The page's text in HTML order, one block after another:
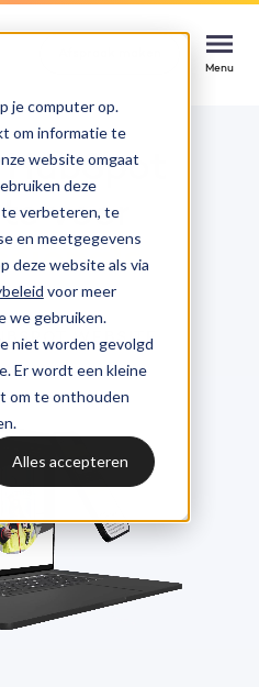
je computer op.
om informatie te
website omgaat
deze
verbeteren, te
en meetgegevens
deze website als via
voor meer
we gebruiken.
niet worden gevolgd
Er wordt een kleine
om te onthouden
Alles accepteren
Menu
Menu
Menu
Please refresh the
Website Processionals
voor
WEBSITE